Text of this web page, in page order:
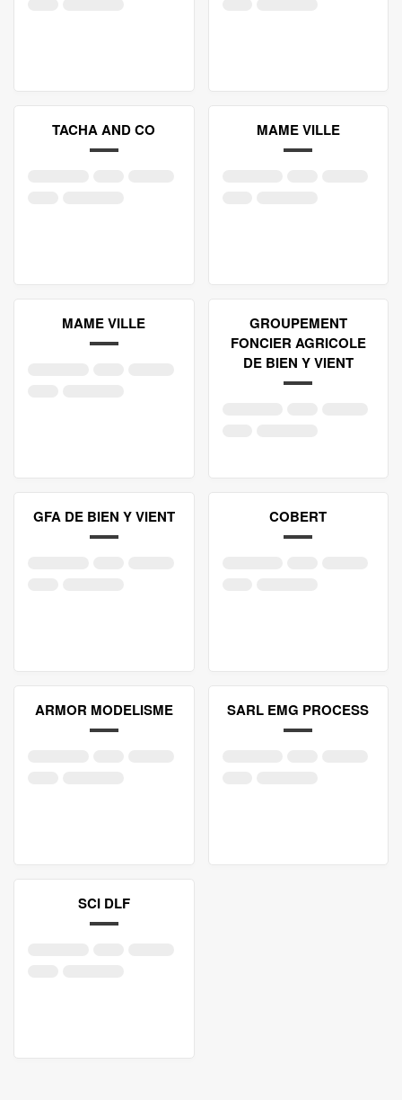
TACHA AND CO MAME VILLE
MAME VILLE
GROUPEMENT
FONCIER AGRICOLE
DE BIEN Y VIENT
GFA DE BIEN Y VIENT COBERT
ARMOR MODELISME SARL EMG PROCESS
SCI DLF